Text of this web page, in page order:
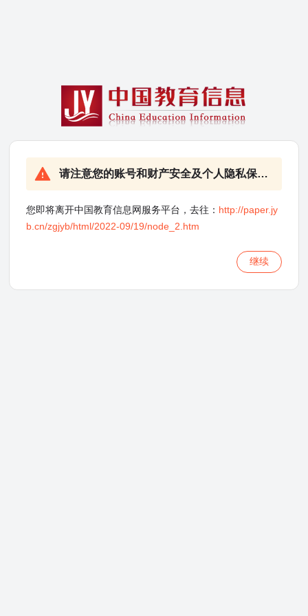
请注意您的账号和财产安全及个人隐私保护！
您即将离开中国教育信息网服务平台，去往： http://paper.jy
b.cn/zgjyb/html/2022-09/19/node_2.htm
继续